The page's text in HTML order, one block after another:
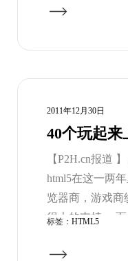
诉大家其实 ie6
决方案。只需要
2011年12月30日
40个玩起
【P2H.cn报道
html5在这一两
览器商，游戏商
很大的支持 ，
网，磊友html5
标签： HTML5